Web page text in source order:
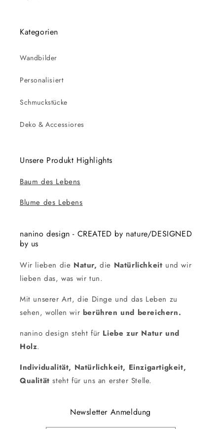
Kategorien
Wandbilder
Personalisiert
Schmuckstücke
Deko & Accessiores
Unsere Produkt Highlights
Baum des Lebens
Blume des Lebens
nanino design - CREATED by nature/DESIGNED
by us
Wir lieben die Natur, die Natürlichkeit und wir
lieben das, was wir tun.
Mit unserer Art, die Dinge und das Leben zu
sehen, wollen wir berühren und bereichern.
nanino design steht für Liebe zur Natur und
Holz.
Individualität, Natürlichkeit, Einzigartigkeit,
Qualität steht für uns an erster Stelle.
Newsletter Anmeldung